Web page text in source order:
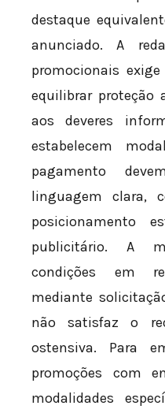
destaque
anunciado. A
promocionais
equilibrar proteção
aos deveres
estabelecem
pagamento
linguagem clara,
posicionamento
publicitário. A
condições em
mediante
não satisfaz o
ostensiva. Para
promoções com
modalidades